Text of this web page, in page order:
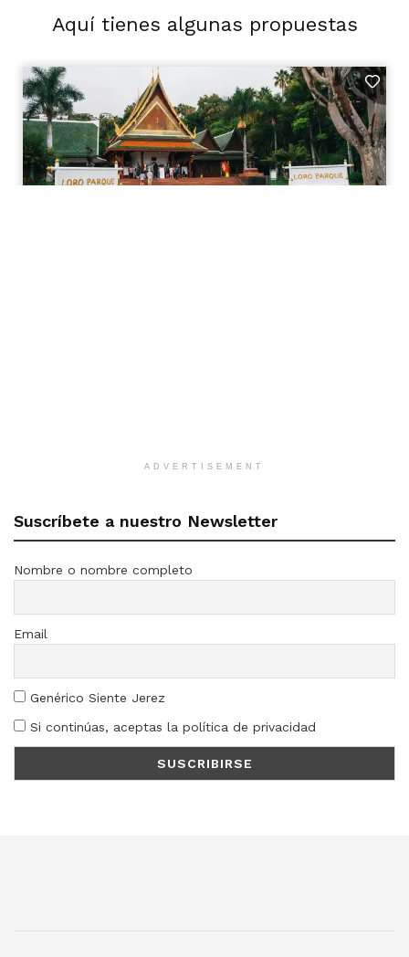
Aquí tienes algunas propuestas
ADVERTISEMENT
Suscríbete a nuestro Newsletter
Nombre o nombre completo
Email
Genérico Siente Jerez
Si continúas, aceptas la política de privacidad